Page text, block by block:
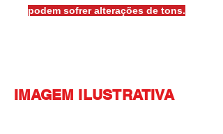
podem sofrer alterações de tons.
IMAGEM ILUSTRATIVA